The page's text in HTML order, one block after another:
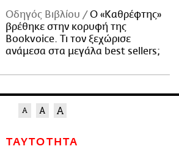
Οδηγός Βιβλίου
Ο «Καθρέφτης»
βρέθηκε στην κορυφή της
Bookvoice. Τι τον ξεχώρισε
ανάμεσα στα μεγάλα best sellers;
ΤΑΥΤΟΤΗΤΑ